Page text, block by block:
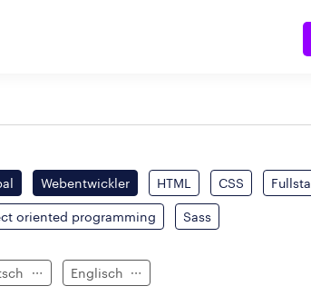
Webentwickler HTML CSS
oriented programming Sass
Englisch